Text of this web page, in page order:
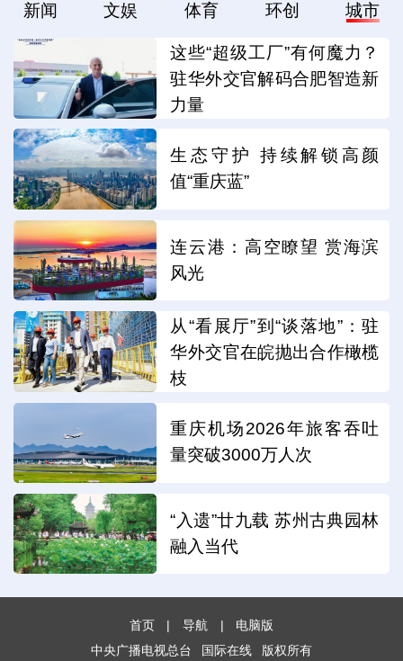
新闻 文娱 体育 环创 城市
这些“超级工厂”有何魔力？
驻华外交官解码合肥智造新
力量
生态守护 持续解锁高颜
值“重庆蓝”
连云港：高空瞭望 赏海滨
风光
从“看展厅”到“谈落地”：驻
华外交官在皖抛出合作橄榄
枝
重庆机场2026年旅客吞吐
量突破3000万人次
“入遗”廿九载 苏州古典园林
融入当代
首页 | 导航 |
电脑版
中央广播电视总台
国际在线 版权所有